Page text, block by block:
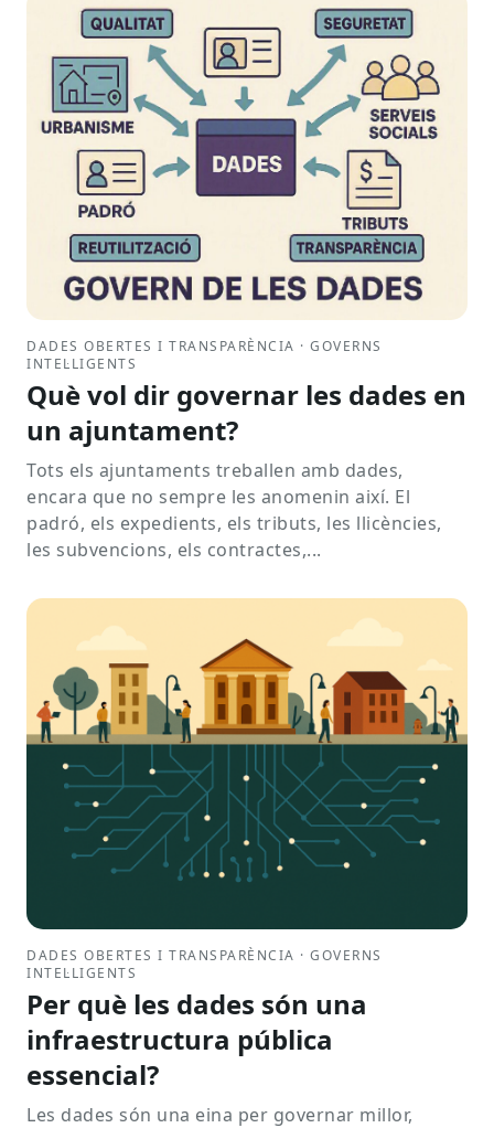
DADES OBERTES I TRANSPARÈNCIA · GOVERNS
INTEL·LIGENTS
Què vol dir governar les dades en
un ajuntament?
Tots els ajuntaments treballen amb dades,
encara que no sempre les anomenin així. El
padró, els expedients, els tributs, les llicències,
les subvencions, els contractes,...
DADES OBERTES I TRANSPARÈNCIA · GOVERNS
INTEL·LIGENTS
Per què les dades són una
infraestructura pública
essencial?
Les dades són una eina per governar millor,